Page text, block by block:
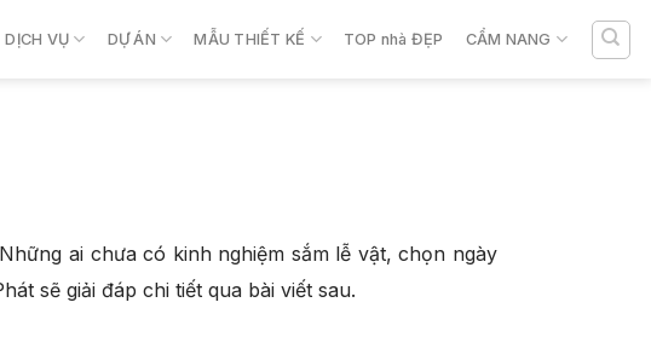
DỊCH VỤ DỰ ÁN MẪU THIẾT KẾ TOP nhà ĐẸP CẨM NANG
ai chưa có kinh nghiệm sắm lễ vật, chọn ngày
sẽ giải đáp chi tiết qua bài viết sau.